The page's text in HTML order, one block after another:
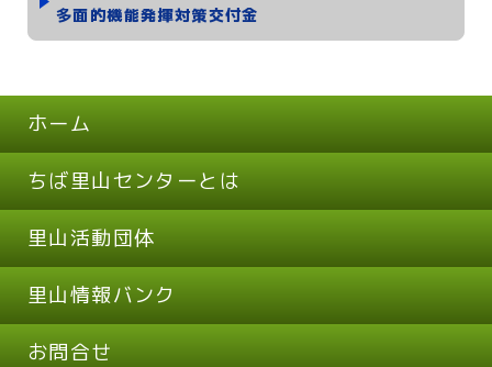
多面的機能発揮対策交付金
ホーム
ちば里山センターとは
里山活動団体
里山情報バンク
お問合せ